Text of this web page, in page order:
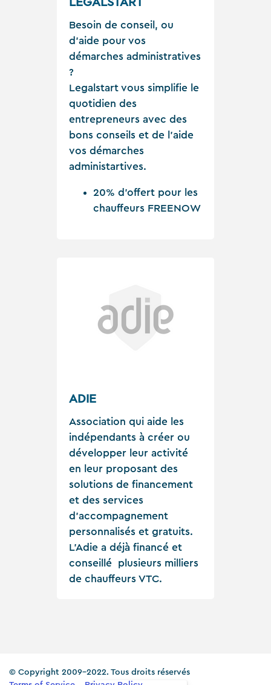
Besoin de conseil, ou
d'aide pour vos
démarches administratives
?
Legalstart vous simplifie le
quotidien des
entrepreneurs avec des
bons conseils et de l’aide
vos démarches
administartives.
20% d’offert pour les
chauffeurs FREENOW
ADIE
Association qui aide les
indépendants à créer ou
développer leur activité
en leur proposant des
solutions de financement
et des services
d’accompagnement
personnalisés et gratuits.
L’Adie a déjà financé et
conseillé plusieurs milliers
de chauffeurs VTC.
© Copyright 2009-2022. Tous droits réservés